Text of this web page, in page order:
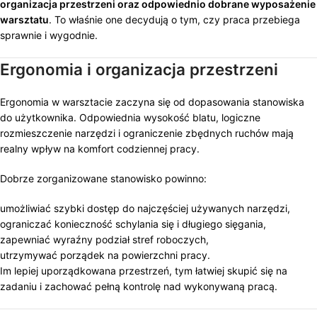
organizacja przestrzeni oraz odpowiednio dobrane wyposażenie
warsztatu. To właśnie one decydują o tym, czy praca przebiega
sprawnie i wygodnie.
Ergonomia i organizacja przestrzeni
Ergonomia w warsztacie zaczyna się od dopasowania stanowiska
do użytkownika. Odpowiednia wysokość blatu, logiczne
rozmieszczenie narzędzi i ograniczenie zbędnych ruchów mają
realny wpływ na komfort codziennej pracy.
Dobrze zorganizowane stanowisko powinno:
umożliwiać szybki dostęp do najczęściej używanych narzędzi,
ograniczać konieczność schylania się i długiego sięgania,
zapewniać wyraźny podział stref roboczych,
utrzymywać porządek na powierzchni pracy.
Im lepiej uporządkowana przestrzeń, tym łatwiej skupić się na
zadaniu i zachować pełną kontrolę nad wykonywaną pracą.